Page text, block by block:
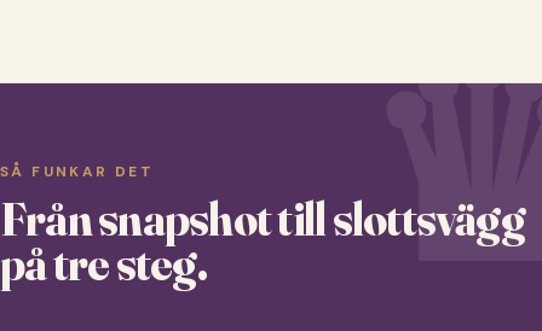
SÅ FUNKAR DET
Från snapshot till slottsvägg
på tre steg.